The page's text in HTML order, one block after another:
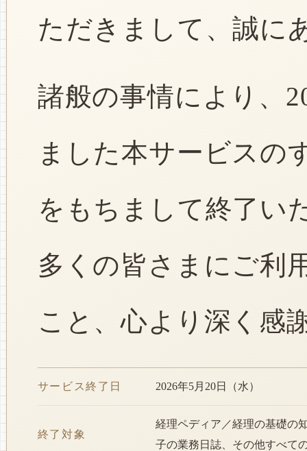
ただきまして、誠に
諸般の事情により、
ました本サービスの
をもちまして終了い
多くの皆さまにご利
こと、心より深く感
サービス終了日 2026年5月20日（水）
終了対象
経理ペディア／経理の基礎の
子の業務日誌、その他すべて